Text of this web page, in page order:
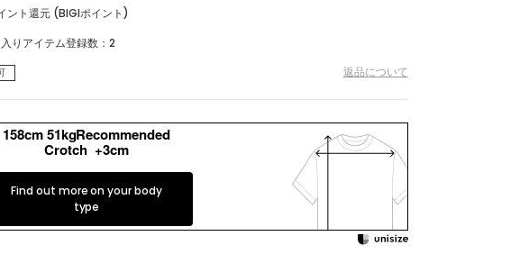
ショップリスト
ント還元 (BIGIポイント)
りアイテム登録数： 2
返品について
158cm 51kgRecommended
Crotch +3cm
Find out more on your body
type